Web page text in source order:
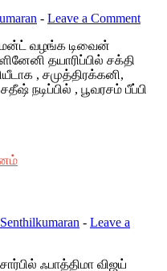
- Leave a Comment
வழங்க டிவைன்
தயாரிப்பில் சக்தி
, சமுத்திரக்கனி,
நடிப்பில் , பூவரசம் பீப்பி
- Leave a
ஃபாத்திமா விஜய்